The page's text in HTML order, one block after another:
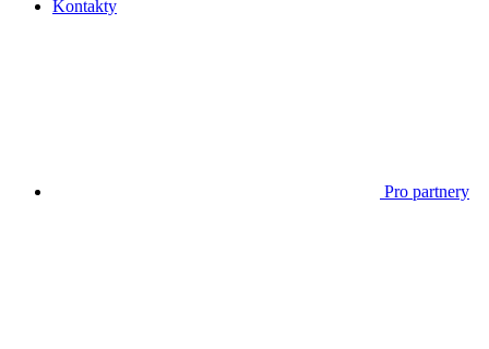
Kontakty
Pro partnery